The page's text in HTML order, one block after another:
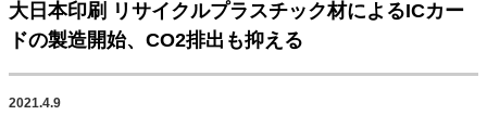
TOP
新着記事 特集記事
動画コンテンツ
インタビュー
コレクション
大日本印刷 リサイクルプラスチック材によるICカー
ドの製造開始、CO2排出も抑える
2021.4.9